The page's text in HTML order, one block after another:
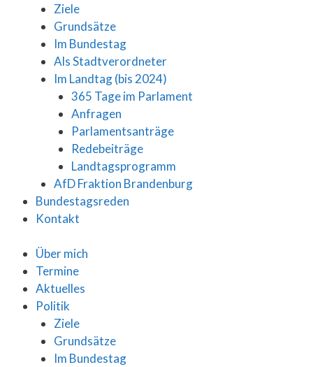
Ziele
Grundsätze
Im Bundestag
Als Stadtverordneter
Im Landtag (bis 2024)
365 Tage im Parlament
Anfragen
Parlamentsanträge
Redebeiträge
Landtagsprogramm
AfD Fraktion Brandenburg
Bundestagsreden
Kontakt
Über mich
Termine
Aktuelles
Politik
Ziele
Grundsätze
Im Bundestag